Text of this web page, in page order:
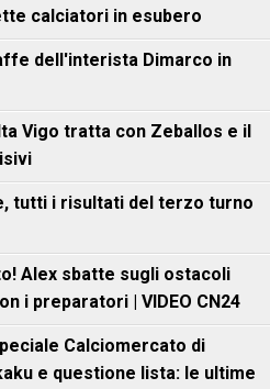
calciatori in esubero
dell'interista Dimarco in
Vigo tratta con Zeballos e il
tutti i risultati del terzo turno
Alex sbatte sugli ostacoli
i preparatori | VIDEO CN24
Calciomercato di
e questione lista: le ultime